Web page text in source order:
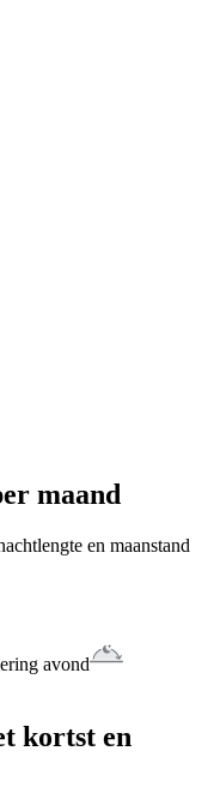
maand
en maanstand
avond
kortst en